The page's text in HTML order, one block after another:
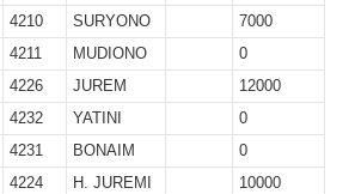
4210 SURYONO
7000
4211 MUDIONO
0
4226 JUREM
12000
4232 YATINI
0
4231 BONAIM
0
4224 H. JUREMI
10000